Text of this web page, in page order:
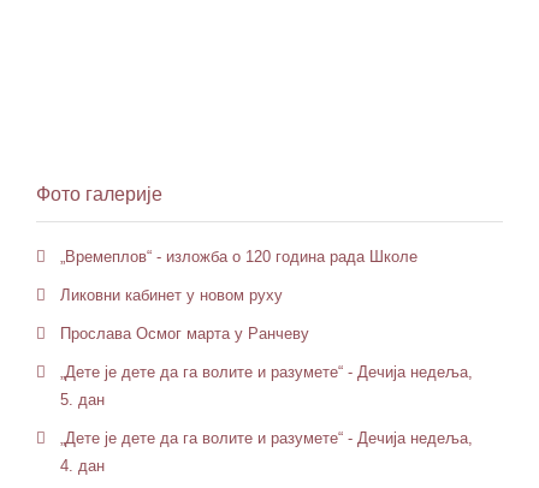
Фото галерије
„Времеплов“ - изложба о 120 година рада Школе
Ликовни кабинет у новом руху
Прослава Осмог марта у Ранчеву
„Дете је дете да га волите и разумете“ - Дечија недеља,
5. дан
„Дете је дете да га волите и разумете“ - Дечија недеља,
4. дан